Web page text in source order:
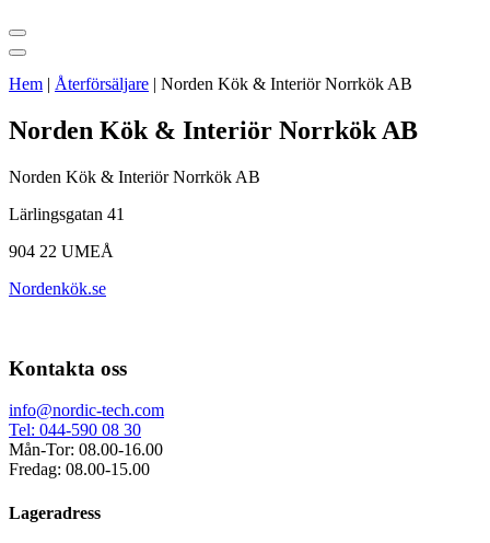
Hem | Återförsäljare | Norden Kök & Interiör Norrkök AB
Norden Kök & Interiör Norrkök AB
Norden Kök & Interiör Norrkök AB
Lärlingsgatan 41
904 22 UMEÅ
Nordenkök.se
Kontakta oss
info@nordic-tech.com
Tel: 044-590 08 30
Mån-Tor: 08.00-16.00
Fredag: 08.00-15.00
Lageradress